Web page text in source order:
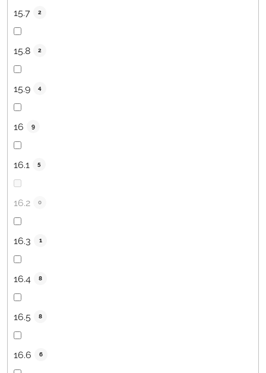
15.7 2
15.8 2
15.9 4
16 9
16.1 5
16.2 0
16.3 1
16.4 8
16.5 8
16.6 6